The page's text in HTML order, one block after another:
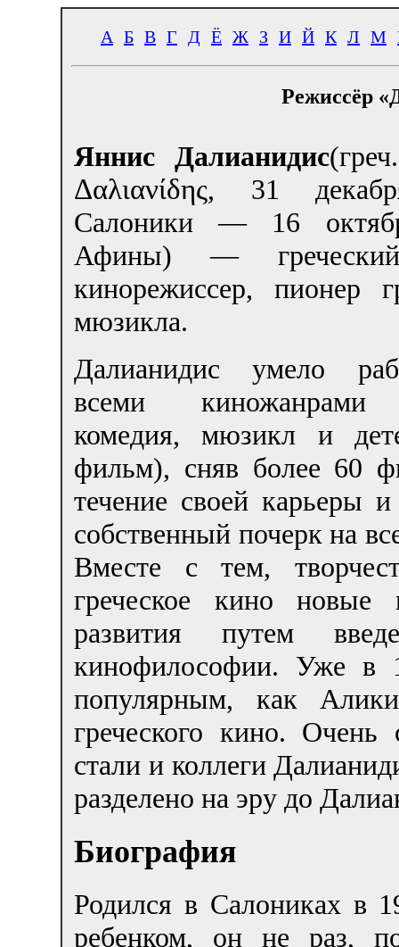
А Б В Г Д Ё Ж З И Й К Л М
Режиссёр
Яннис Далианидис
Δαλιανίδης, 31
Салоники — 16
Афины) —
кинорежиссер, пионер
мюзикла.
Далианидис умело
всеми киножанрами
комедия, мюзикл и
фильм), сняв более 60
течение своей карьеры и
собственный почерк на
Вместе с тем,
греческое кино новые
развития путем
кинофилософии. Уже в
популярным, как
греческого кино.
стали и коллеги
разделено на эру до
Биография
Родился в Салониках в
ребенком, он не раз,